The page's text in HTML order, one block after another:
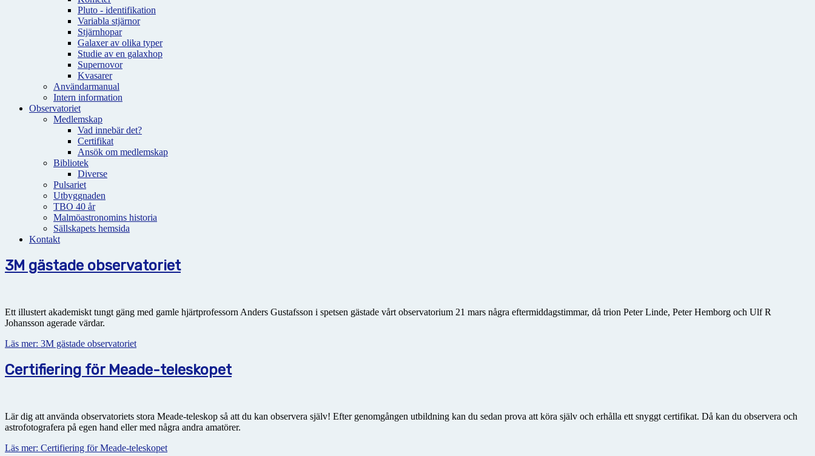
Pluto - identifikation
Variabla stjärnor
Stjärnhopar
Galaxer av olika typer
Studie av en galaxhop
Supernovor
Kvasarer
Användarmanual
Intern information
Observatoriet
Medlemskap
Vad innebär det?
Certifikat
Ansök om medlemskap
Bibliotek
Diverse
Pulsariet
Utbyggnaden
TBO 40 år
Malmöastronomins historia
Sällskapets hemsida
Kontakt
3M gästade observatoriet
Ett illustert akademiskt tungt gäng med gamle hjärtprofessorn Anders Gustafsson i spetsen gästade vårt observatorium 21 mars några eftermiddagstimmar, då trion Peter Linde, Peter Hemborg och Ulf R
Johansson agerade värdar.
Läs mer: 3M gästade observatoriet
Certifiering för Meade-teleskopet
Lär dig att använda observatoriets stora Meade-teleskop så att du kan observera själv! Efter genomgången utbildning kan du sedan prova att köra själv och erhålla ett snyggt certifikat. Då kan du observera och
astrofotografera på egen hand eller med några andra amatörer.
Läs mer: Certifiering för Meade-teleskopet